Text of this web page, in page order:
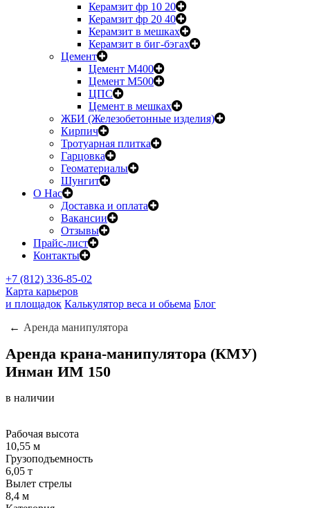
Керамзит фр 10 20
Керамзит фр 20 40
Керамзит в мешках
Керамзит в биг-бэгах
Цемент
Цемент М400
Цемент М500
ЦПС
Цемент в мешках
ЖБИ (Железобетонные изделия)
Кирпич
Тротуарная плитка
Гарцовка
Геоматериалы
Шунгит
О Нас
Доставка и оплата
Вакансии
Отзывы
Прайс-лист
Контакты
+7 (812) 336-85-02
Карта карьеров
и площадок Калькулятор веса и обьема Блог
Аренда манипулятора
Аренда крана-манипулятора (КМУ)
Инман ИМ 150
в наличии
Рабочая высота
10,55 м
Грузоподъемность
6,05 т
Вылет стрелы
8,4 м